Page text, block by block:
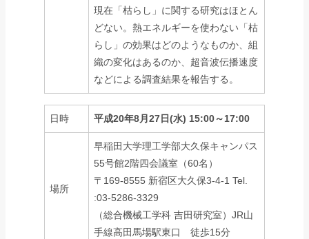
現在「枯らし」に関する研究はほとん
どない。熱エネルギーを使わない「枯
らし」の効果はどのようなものか、組
織の変化はあるのか、超音波伝播速度
などによる調査結果を報告する。
日時 平成20年8月27日(水) 15:00～17:00
場所
早稲田大学理工学部大久保キャンパス
55号館2階四会議室（60名）
〒169-8555 新宿区大久保3-4-1 Tel.
:03-5286-3329
（総合機械工学科 吉田研究室）JR山
手線高田馬場駅東口 徒歩15分